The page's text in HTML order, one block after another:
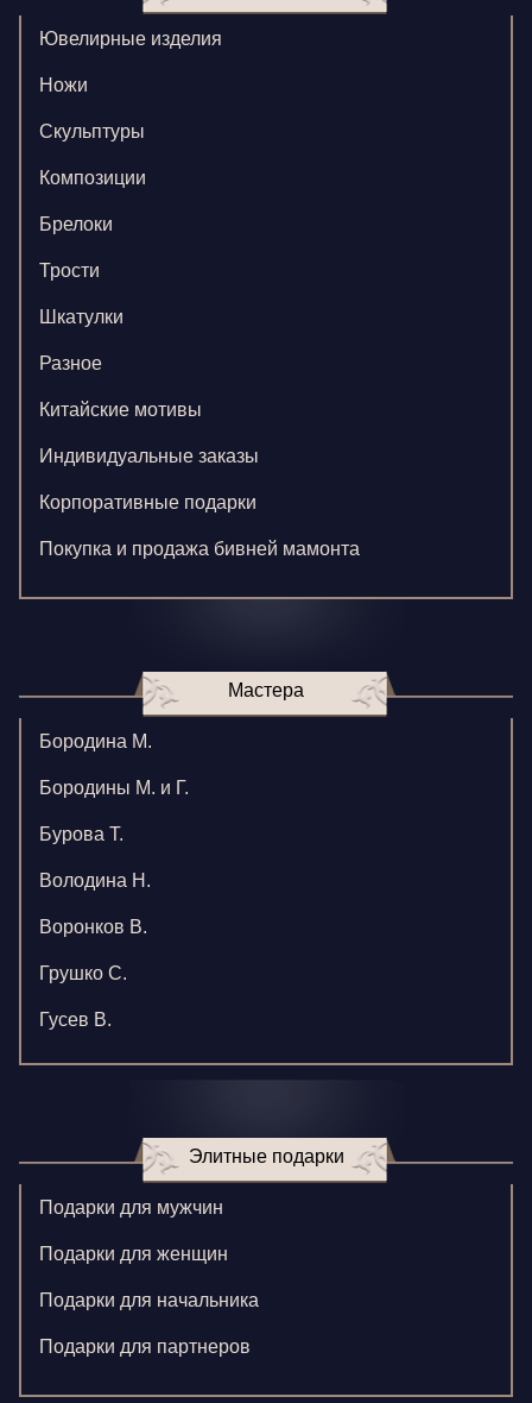
Ювелирные изделия
Ножи
Скульптуры
Композиции
Брелоки
Трости
Шкатулки
Разное
Китайские мотивы
Индивидуальные заказы
Корпоративные подарки
Покупка и продажа бивней мамонта
Мастера
Бородина М.
Бородины М. и Г.
Бурова Т.
Володина Н.
Воронков В.
Грушко С.
Гусев В.
Зверева В.
Кормилицына Е.
Корнилова В.
Ларионова С.
Левушкина Н.
Ненажный А.
Олонцев О.
Элитные подарки
Подарки для мужчин
Подарки для женщин
Подарки для начальника
Подарки для партнеров